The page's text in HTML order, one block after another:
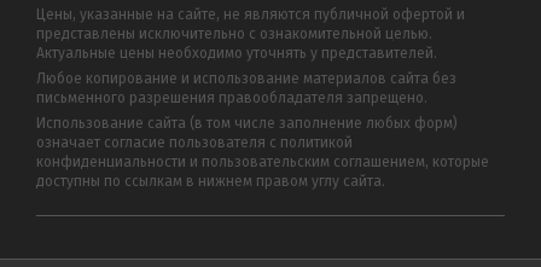
Цены, указанные на сайте, не являются публичной офертой и
представлены исключительно с ознакомительной целью.
Актуальные цены необходимо уточнять у представителей.
Любое копирование и использование материалов сайта без
письменного разрешения правообладателя запрещено.
Использование сайта (в том числе заполнение любых форм)
означает согласие пользователя с политикой
конфиденциальности и пользовательским соглашением, которые
доступны по ссылкам в нижнем правом углу сайта.